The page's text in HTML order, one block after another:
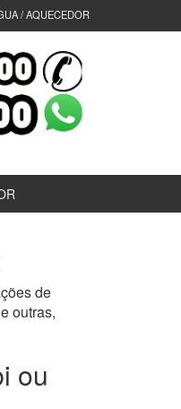
/ AQUECEDOR
de
outras,
ou